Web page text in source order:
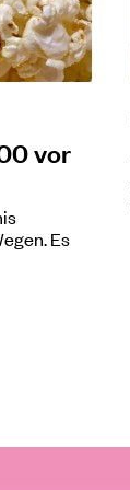
vor
Es